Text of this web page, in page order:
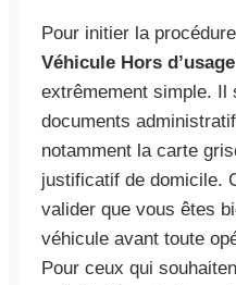
Pour initier la
Véhicule Hors
extrêmement simple. Il
documents
notamment la carte
justificatif de domicile.
valider que vous êtes
véhicule avant toute
Pour ceux qui